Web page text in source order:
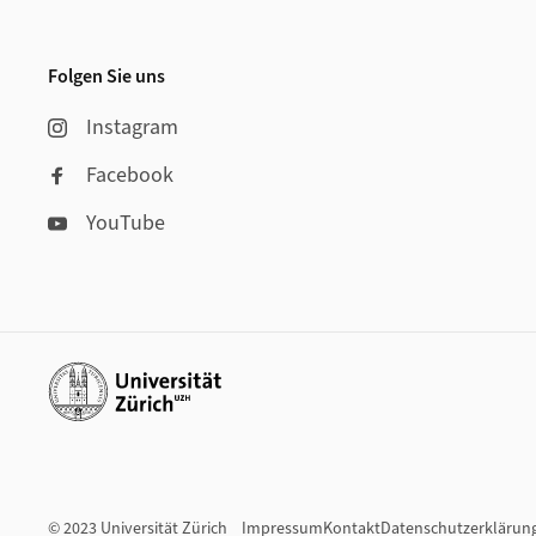
Folgen Sie uns
Instagram
Facebook
YouTube
Weiterführende Links
© 2023 Universität Zürich ImpressumKontakt